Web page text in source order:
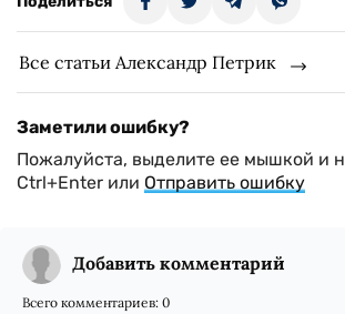
Все статьи Александр Петрик
Заметили ошибку?
Пожалуйста, выделите ее мышкой и
Ctrl+Enter или Отправить ошибку
Добавить комментарий
Всего комментариев: 0